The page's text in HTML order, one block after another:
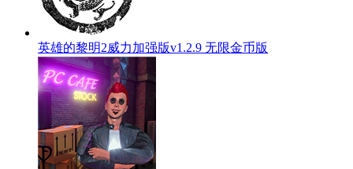
英雄的黎明2威力加强版v1.2.9 无限金币版